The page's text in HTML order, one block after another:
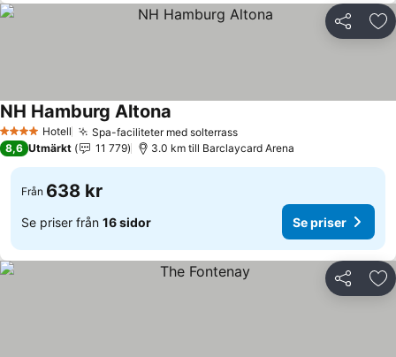
Dela
4 StjärnorHotell Spa-faciliteter med solterrass
NH Hamburg Altona
8,6 Utmärkt 11 779 3.0 km till Barclaycard Arena
Från 638 kr
Se priser från 16 sidor Se priser
Dela